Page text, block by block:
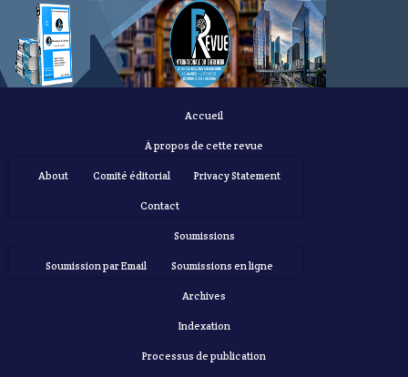
Accueil
À propos de cette revue
About Comité éditorial Privacy Statement
Contact
Soumissions
Soumission par Email Soumissions en ligne
Archives
Indexation
Processus de publication